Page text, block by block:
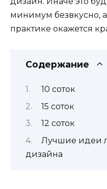
минимум безвкусно,
практике окажется
Содержание
10 соток
15 соток
12 соток
Лучшие идеи
дизайна